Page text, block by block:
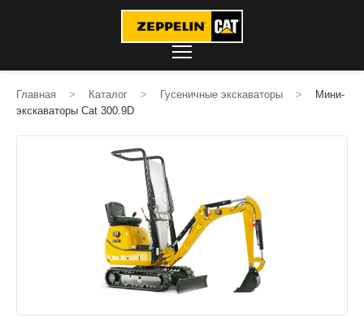
Главная > Каталог > Гусеничные экскаваторы >
Мини-
экскаваторы Cat 300.9D